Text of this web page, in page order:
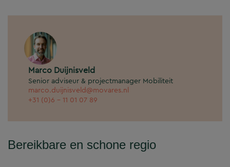
Marco Duijnisveld
Senior adviseur & projectmanager Mobiliteit
marco.duijnisveld@movares.nl
+31 (0)6 - 11 01 07 89
Bereikbare en schone regio